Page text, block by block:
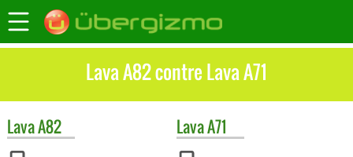
Lava A82 contre Lava A71
LavaA82 LavaA71